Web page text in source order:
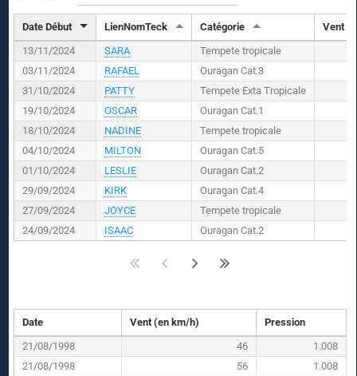
Date Début LienNomTeck Catégorie Vent (
13/11/2024
SARA
Tempete tropicale
03/11/2024
RAFAEL
Ouragan Cat.3
31/10/2024
PATTY
Tempete Exta Tropicale
19/10/2024
OSCAR
Ouragan Cat.1
18/10/2024
NADINE
Tempete tropicale
04/10/2024
MILTON
Ouragan Cat.5
01/10/2024
LESLIE
Ouragan Cat.2
29/09/2024
KIRK
Ouragan Cat.4
27/09/2024
JOYCE
Tempete tropicale
24/09/2024
ISAAC Ouragan Cat.2
Date Vent (en km/h)
Pression
21/08/1998
46
1.008
21/08/1998
56
1.008